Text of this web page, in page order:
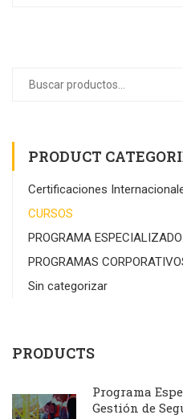
PRODUCT
Certificaciones
CURSOS
PROGRAMA ESPECIALIZADO
PROGRAMAS
Sin categorizar
PRODUCTS
Programa
Gestión de